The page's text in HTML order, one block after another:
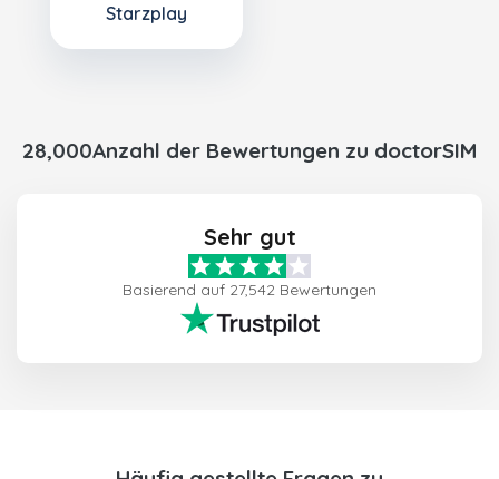
Starzplay
28,000Anzahl der Bewertungen zu doctorSIM
Sehr gut
Basierend auf 27,542 Bewertungen